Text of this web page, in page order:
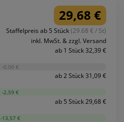
29,68 €
Staffelpreis ab 5 Stück(29.68 € / St)
inkl. MwSt. & zzgl. Versand
ab 1 Stück 32,39 €
-0,00 €
ab 2 Stück 31,09 €
-2,59 €
ab 5 Stück 29,68 €
-13,57 €